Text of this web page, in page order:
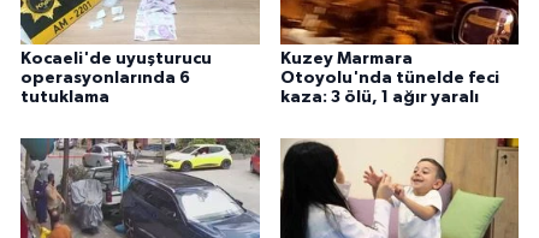
Kocaeli'de uyuşturucu
operasyonlarında 6
tutuklama
Kuzey Marmara
Otoyolu'nda tünelde feci
kaza: 3 ölü, 1 ağır yaralı